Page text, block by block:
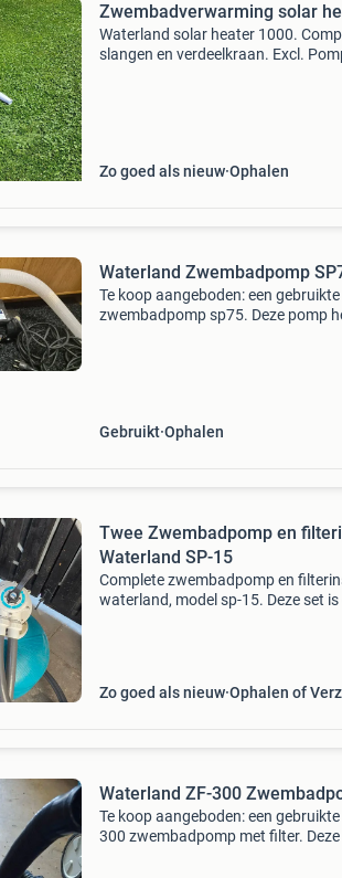
Zwembadverwarming solar
Waterland solar heater 1000.
slangen en verdeelkraan. Excl.
Zo goed als nieuw Ophalen
Waterland Zwembadpomp
Te koop aangeboden: een
zwembadpomp sp75. Deze pomp
Gebruikt Ophalen
Twee Zwembadpomp en
Waterland SP-15
Complete zwembadpomp en
waterland, model sp-15. Deze set
Zo goed als nieuw Ophalen of
Waterland ZF-300
Te koop aangeboden: een
300 zwembadpomp met filter.